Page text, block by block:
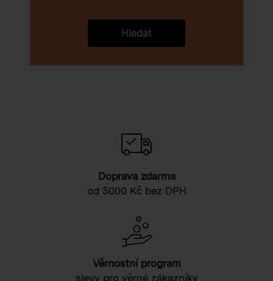
Hledat
Doprava zdarma
od 5000 Kč bez DPH
Věrnostní program
slevy pro věrné zákazníky